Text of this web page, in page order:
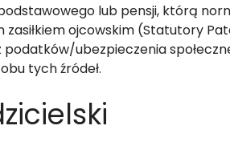
lub pensji, którą
ojcowskim (Statutory
ubezpieczenia
tych źródeł.